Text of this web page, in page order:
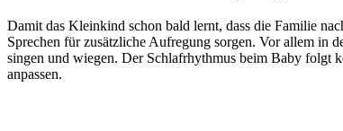
Damit das Kleinkind schon bald lernt, dass die Familie
Sprechen für zusätzliche Aufregung sorgen. Vor allem in
singen und wiegen. Der Schlafrhythmus beim Baby folgt
anpassen.